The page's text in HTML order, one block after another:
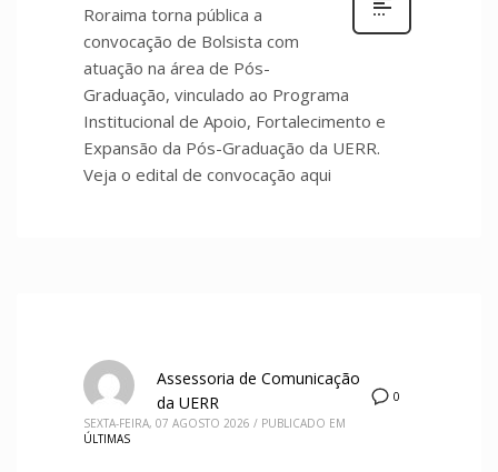
Roraima torna pública a
convocação de Bolsista com
atuação na área de Pós-
Graduação, vinculado ao Programa
Institucional de Apoio, Fortalecimento e
Expansão da Pós-Graduação da UERR.
Veja o edital de convocação aqui
0
Assessoria de Comunicação
da UERR
SEXTA-FEIRA, 07 AGOSTO 2026 / PUBLICADO EM
ÚLTIMAS